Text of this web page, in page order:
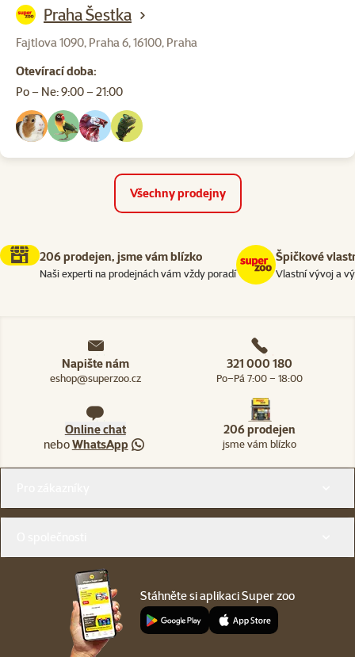
Praha Šestka
Fajtlova 1090, Praha 6, 16100, Praha
Otevírací doba:
Po – Ne: 9:00 – 21:00
Všechny prodejny
206 prodejen, jsme vám blízko
Naši experti na prodejnách vám vždy poradí
Špičkové
Vlastní vývoj a
Napište nám
eshop@superzoo.cz
321 000 180
Po–Pá 7:00 – 18:00
Online chat
neboWhatsApp
206 prodejen
jsme vám blízko
Stáhněte si aplikaci Super zoo